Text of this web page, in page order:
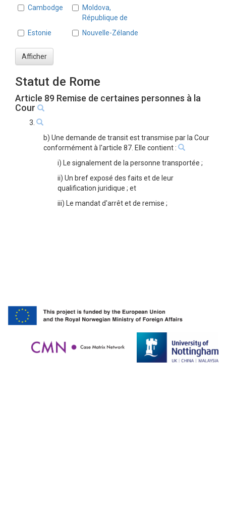
Cambodge
Moldova,
République de
Estonie
Nouvelle-Zélande
Afficher
Statut de Rome
Article 89 Remise de certaines personnes à la
Cour
3.
b) Une demande de transit est transmise par la Cour
conformément à l'article 87. Elle contient :
i) Le signalement de la personne transportée ;
ii) Un bref exposé des faits et de leur
qualification juridique ; et
iii) Le mandat d'arrêt et de remise ;